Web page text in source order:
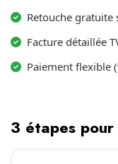
Retouche gratuite
Facture détaillée
Paiement flexible
3 étapes